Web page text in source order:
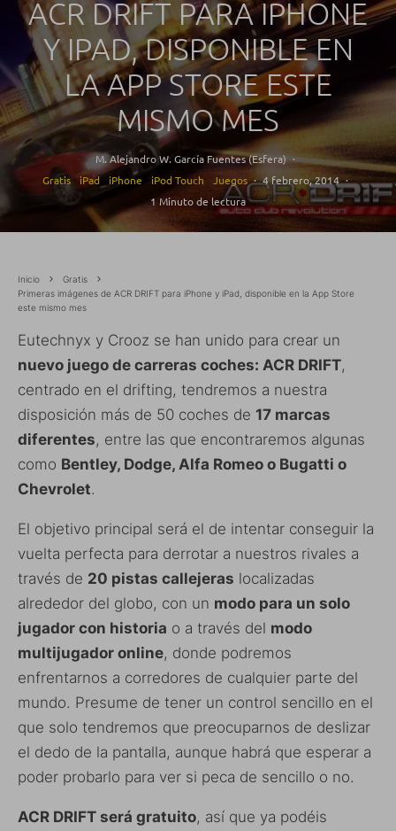
ACR DRIFT PARA IPHONE
Y IPAD, DISPONIBLE EN
LA APP STORE ESTE
MISMO MES
M. Alejandro W. García Fuentes (Esfera) ·
Gratis
iPad iPhone iPod Touch Juegos · 4 febrero, 2014 ·
1 Minuto de lectura
Inicio
Gratis
Primeras imágenes de ACR DRIFT para iPhone y iPad, disponible en la App Store
este mismo mes
Eutechnyx y Crooz se han unido para crear un
nuevo juego de carreras coches: ACR DRIFT,
centrado en el drifting, tendremos a nuestra
disposición más de 50 coches de 17 marcas
diferentes, entre las que encontraremos algunas
como Bentley, Dodge, Alfa Romeo o Bugatti o
Chevrolet.
El objetivo principal será el de intentar conseguir la
vuelta perfecta para derrotar a nuestros rivales a
través de 20 pistas callejeras localizadas
alrededor del globo, con un modo para un solo
jugador con historia o a través del modo
multijugador online, donde podremos
enfrentarnos a corredores de cualquier parte del
mundo. Presume de tener un control sencillo en el
que solo tendremos que preocuparnos de deslizar
el dedo de la pantalla, aunque habrá que esperar a
poder probarlo para ver si peca de sencillo o no.
ACR DRIFT será gratuito, así que ya podéis